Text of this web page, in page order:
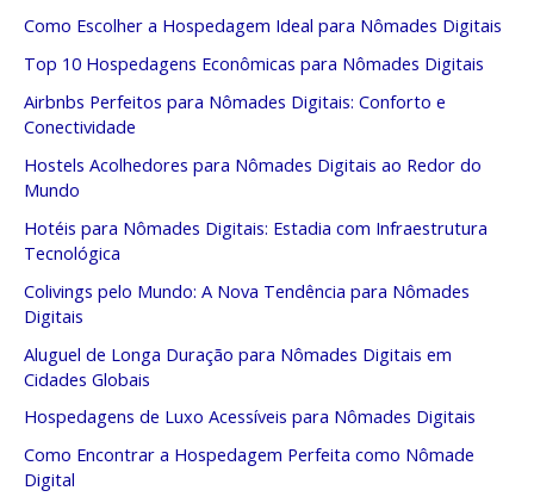
Como Escolher a Hospedagem Ideal para Nômades Digitais
Top 10 Hospedagens Econômicas para Nômades Digitais
Airbnbs Perfeitos para Nômades Digitais: Conforto e
Conectividade
Hostels Acolhedores para Nômades Digitais ao Redor do
Mundo
Hotéis para Nômades Digitais: Estadia com Infraestrutura
Tecnológica
Colivings pelo Mundo: A Nova Tendência para Nômades
Digitais
Aluguel de Longa Duração para Nômades Digitais em
Cidades Globais
Hospedagens de Luxo Acessíveis para Nômades Digitais
Como Encontrar a Hospedagem Perfeita como Nômade
Digital